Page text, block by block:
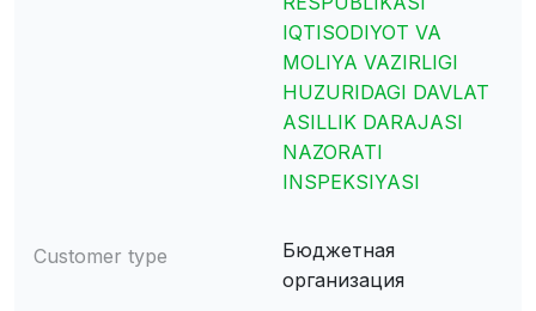
IQTISODIYOT VA
MOLIYA VAZIRLIGI
HUZURIDAGI DAVLAT
ASILLIK DARAJASI
NAZORATI
INSPEKSIYASI
Customer type
Бюджетная
организация